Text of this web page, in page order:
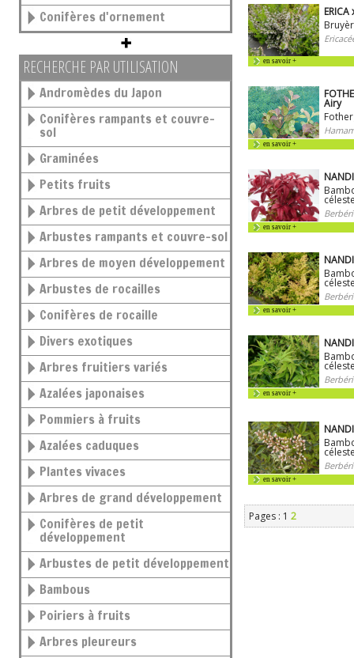
Conifères d'ornement
RECHERCHE PAR UTILISATION
Andromèdes du Japon
Conifères rampants et couvre-
sol
Graminées
Petits fruits
Arbres de petit développement
Arbustes rampants et couvre-sol
Arbres de moyen développement
Arbustes de rocailles
Conifères de rocaille
Divers exotiques
Arbres fruitiers variés
Azalées japonaises
Pommiers à fruits
Azalées caduques
Plantes vivaces
Arbres de grand développement
Conifères de petit
développement
Arbustes de petit développement
Bambous
Poiriers à fruits
Arbres pleureurs
en savoir +
Airy
en savoir +
en savoir +
en savoir +
en savoir +
en savoir +
Pages : 1 2